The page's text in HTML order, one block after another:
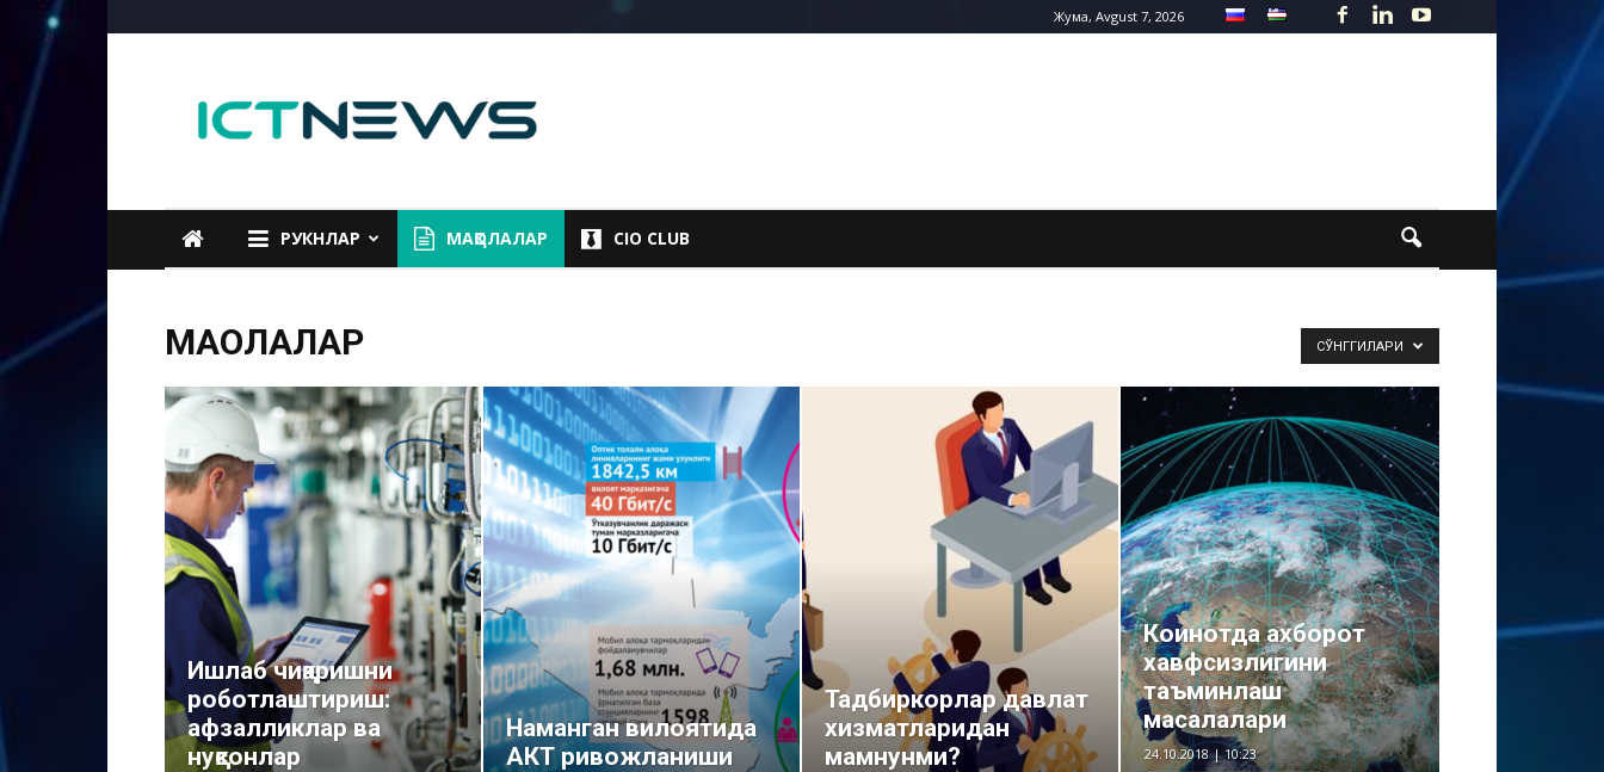
Жума, Avgust 7, 2026
РУКНЛАР МАҚОЛАЛАР CIO CLUB
МАҚОЛАЛАР СЎНГГИЛАРИ
Ишлаб чиқаришни
роботлаштириш:
афзалликлар ва
нуқсонлар
Наманган вилоятида
АКТ ривожланиши
Тадбиркорлар давлат
хизматларидан
мамнунми?
Коинотда ахборот
хавфсизлигини
таъминлаш
масалалари
24.10.2018 | 10:23